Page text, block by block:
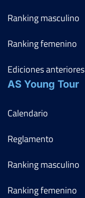
Ranking masculino
Ranking femenino
Ediciones anteriores
AS Young Tour
Calendario
Reglamento
Ranking masculino
Ranking femenino